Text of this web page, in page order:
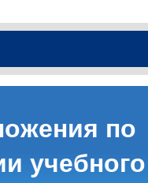
по
учебного